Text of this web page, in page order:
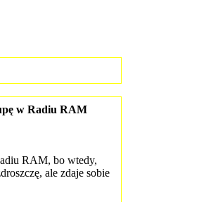
w Radiu RAM
RAM, bo wtedy,
ale zdaje sobie